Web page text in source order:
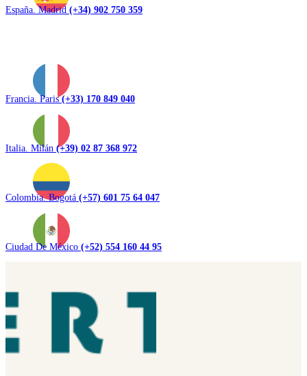
España. Madrid (+34) 902 750 359
Francia. Paris(+33) 170 849 040
Italia. Milán (+39) 02 87 368 972
Colombia. Bogotá (+57) 601 75 64 047
Ciudad De México (+52) 554 160 44 95